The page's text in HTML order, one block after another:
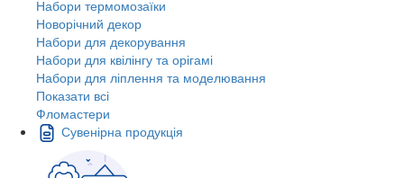
Набори термомозаїки
Новорічний декор
Набори для декорування
Набори для квілінгу та орігамі
Набори для ліплення та моделювання
Показати всі
Фломастери
Сувенірна продукція